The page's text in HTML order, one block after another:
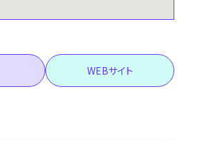
WEBサイト